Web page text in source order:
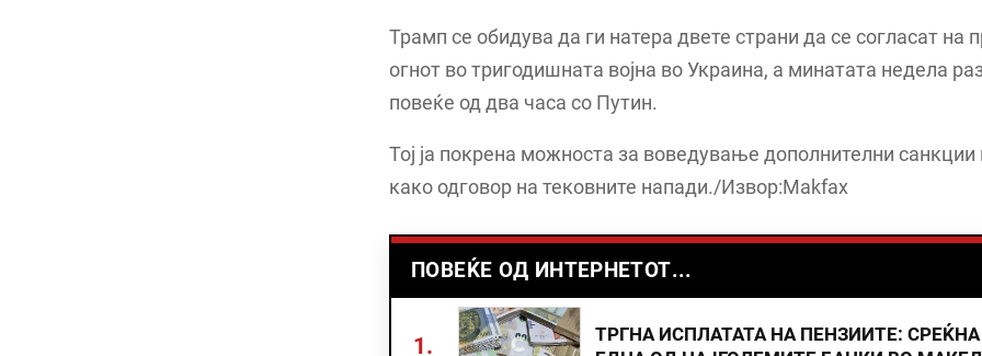
Трамп се обидува да ги натера двете страни да се согласат на
огнот во тригодишната војна во Украина, а минатата недела
повеќе од два часа со Путин.
Тој ја покрена можноста за воведување дополнителни санкции
како одговор на тековните напади./Извор:Makfax
ПОВЕЌЕ ОД ИНТЕРНЕТОТ...
1.
ТРГНА ИСПЛАТАТА НА ПЕНЗИИТЕ: